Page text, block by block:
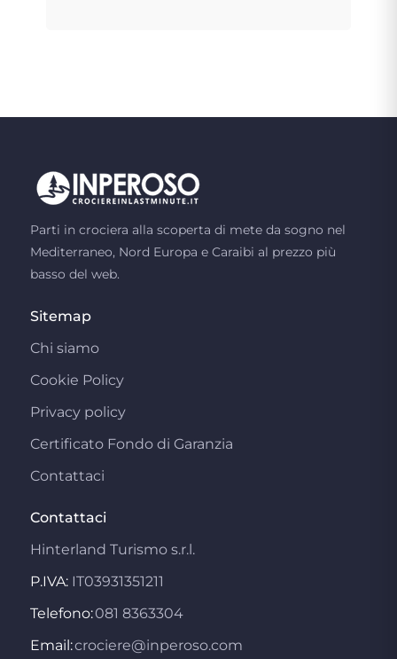
Parti in crociera alla scoperta di mete da sogno nel
Mediterraneo, Nord Europa e Caraibi al prezzo più
basso del web.
Sitemap
Chi siamo
Cookie Policy
Privacy policy
Certificato Fondo di Garanzia
Contattaci
Contattaci
Hinterland Turismo s.r.l.
P.IVA: IT03931351211
Telefono:081 8363304
Email:crociere@inperoso.com